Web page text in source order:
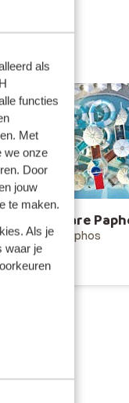
als
functies
Met
we onze
Door
jouw
te maken.
Als je
waar je
Hotel Mare
Cyprus, Paphos